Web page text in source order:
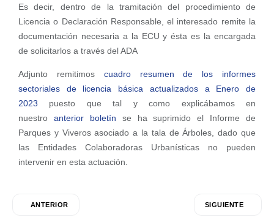
Es decir, dentro de la tramitación del procedimiento de
Licencia o Declaración Responsable, el interesado remite la
documentación necesaria a la ECU y ésta es la encargada
de solicitarlos a través del ADA
Adjunto remitimos cuadro resumen de los informes
sectoriales de licencia básica actualizados a Enero de
2023 puesto que tal y como explicábamos en
nuestro anterior boletín se ha suprimido el Informe de
Parques y Viveros asociado a la tala de Árboles, dado que
las Entidades Colaboradoras Urbanísticas no pueden
intervenir en esta actuación.
ANTERIOR SIGUIENTE